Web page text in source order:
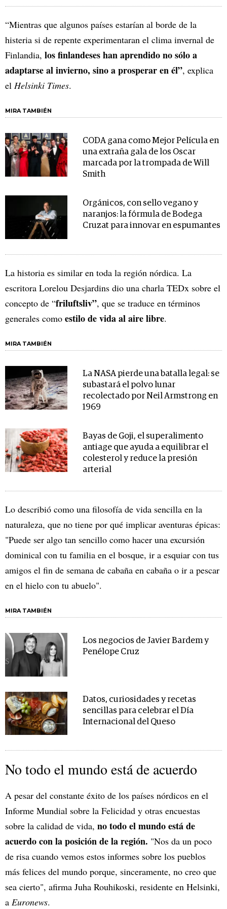
“Mientras que algunos países estarían al borde de la
histeria si de repente experimentaran el clima invernal de
Finlandia, los finlandeses han aprendido no sólo a
adaptarse al invierno, sino a prosperar en él”, explica
el Helsinki Times.
MIRA TAMBIÉN
CODA gana como Mejor Película en
una extraña gala de los Oscar
marcada por la trompada de Will
Smith
Orgánicos, con sello vegano y
naranjos: la fórmula de Bodega
Cruzat para innovar en espumantes
La historia es similar en toda la región nórdica. La
escritora Lorelou Desjardins dio una charla TEDx sobre el
concepto de “friluftsliv”, que se traduce en términos
generales como estilo de vida al aire libre.
MIRA TAMBIÉN
La NASA pierde una batalla legal: se
subastará el polvo lunar
recolectado por Neil Armstrong en
1969
Bayas de Goji, el superalimento
antiage que ayuda a equilibrar el
colesterol y reduce la presión
arterial
Lo describió como una filosofía de vida sencilla en la
naturaleza, que no tiene por qué implicar aventuras épicas:
"Puede ser algo tan sencillo como hacer una excursión
dominical con tu familia en el bosque, ir a esquiar con tus
amigos el fin de semana de cabaña en cabaña o ir a pescar
en el hielo con tu abuelo".
MIRA TAMBIÉN
Los negocios de Javier Bardem y
Penélope Cruz
Datos, curiosidades y recetas
sencillas para celebrar el Día
Internacional del Queso
No todo el mundo está de acuerdo
A pesar del constante éxito de los países nórdicos en el
Informe Mundial sobre la Felicidad y otras encuestas
sobre la calidad de vida, no todo el mundo está de
acuerdo con la posición de la región. "Nos da un poco
de risa cuando vemos estos informes sobre los pueblos
más felices del mundo porque, sinceramente, no creo que
sea cierto", afirma Juha Rouhikoski, residente en Helsinki,
a Euronews.